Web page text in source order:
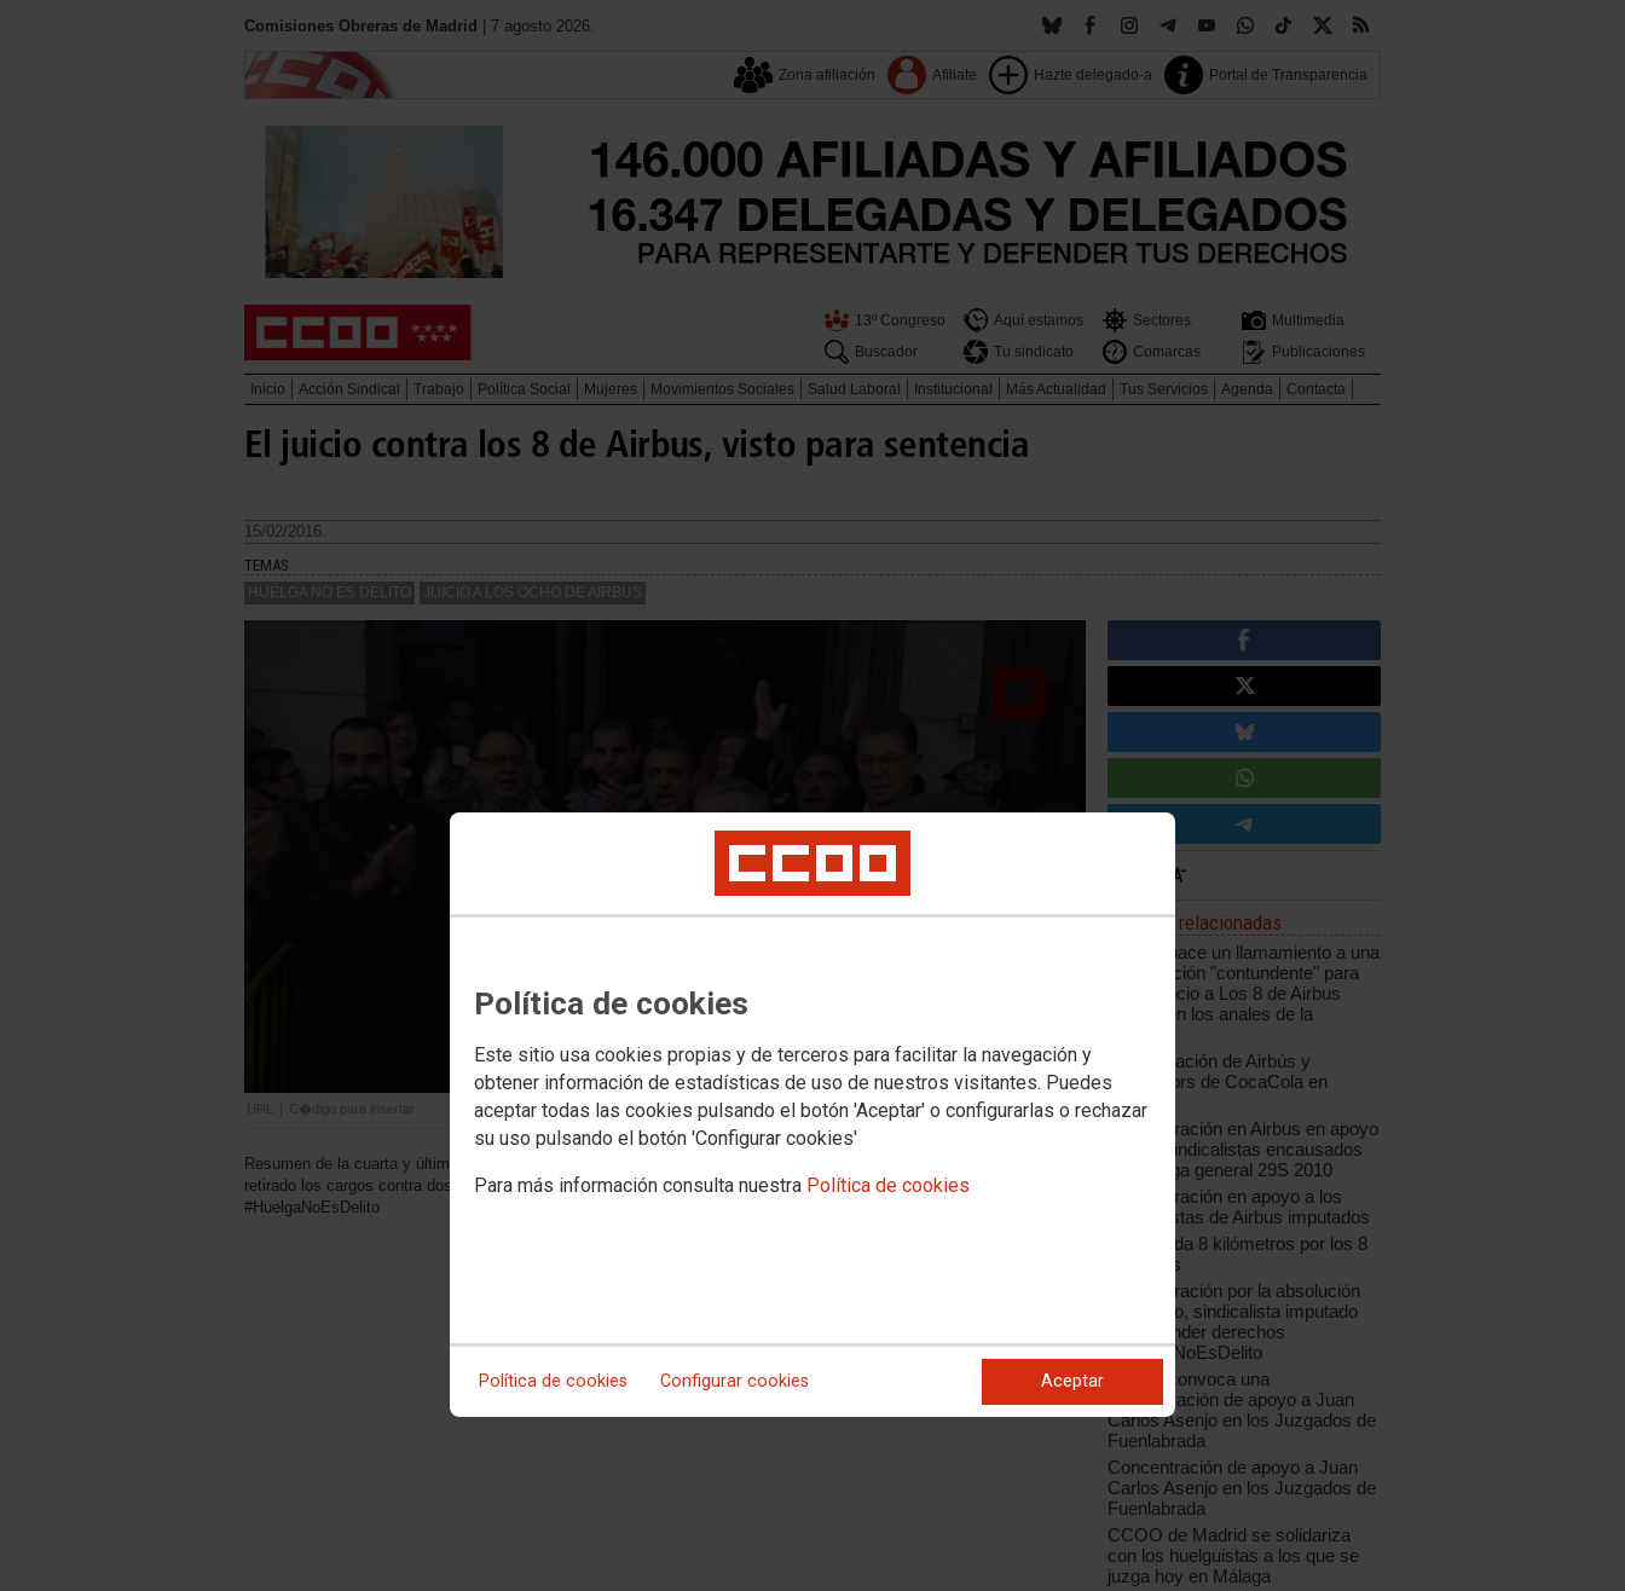
Política de cookies
Este sitio usa cookies propias y de terceros para facilitar la navegación y
obtener información de estadísticas de uso de nuestros visitantes. Puedes
aceptar todas las cookies pulsando el botón 'Aceptar' o configurarlas o rechazar
su uso pulsando el botón 'Configurar cookies'
Para más información consulta nuestra Política de cookies
Política de cookies Configurar cookies Aceptar
Comisiones Obreras de Madrid | 7 agosto 2026.
Zona afiliación Afiliate Hazte delegado-a Portal de Transparencia
13º Congreso Aquí estamos Sectores
Multimedia
Buscador
Tu sindicato Comarcas Publicaciones
Inicio Acción Sindical Trabajo Política Social Mujeres Movimientos Sociales Salud Laboral Institucional Más Actualidad Tus Servicios Agenda Contacta
El juicio contra los 8 de Airbus, visto para sentencia
15/02/2016.
TEMAS
HUELGA NO ES DELITO JUICIO A LOS OCHO DE AIRBUS
PlaybackManifestLoadError
A network error (status 0) occurred while loading manifest
URL C�digo para insertar
Resumen de la cuarta y última jornada del juicio contra los 8 de Airbus y contra el Derecho de Huelga. La Fiscalía
retirado los cargos contra dos de los acusados y ha rebajado la petición contra los seis sindicalistas restantes.
#HuelgaNoEsDelito
Noticias relacionadas
CCOO hace un llamamiento a una
movilización "contundente" para
que el juicio a Los 8 de Airbus
quede "en los anales de la
Manifestación de Airbús y
trabajadors de CocaCola en
Madrid
Concentración en Airbus en apoyo
a los 8 sindicalistas encausados
por huelga general 29S 2010
Concentración en apoyo a los
sindicalistas de Airbus imputados
Bicicletada 8 kilómetros por los 8
de Airbus
Concentración por la absolución
de Juanjo, sindicalista imputado
por defender derechos
#HuelgaNoEsDelito
CCOO convoca una
concentración de apoyo a Juan
Carlos Asenjo en los Juzgados de
Fuenlabrada
Concentración de apoyo a Juan
Carlos Asenjo en los Juzgados de
Fuenlabrada
CCOO de Madrid se solidariza
con los huelguistas a los que se
juzga hoy en Málaga